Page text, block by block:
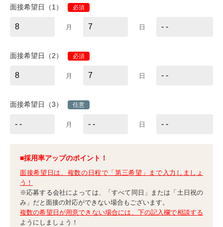
面接希望日（1） 必須
月 日
面接希望日（2） 必須
月 日
面接希望日（3） 任意
月 日
■採用率アップのポイント！
面接希望日は、複数の日程で「第三希望」まで入力しましょ
う！
※応募する会社によっては、「すべて同日」または「土日祝の
み」だと面接の対応ができない場合もございます。
複数の希望日が用意できない場合には、下の記入欄で相談する
ようにしましょう！